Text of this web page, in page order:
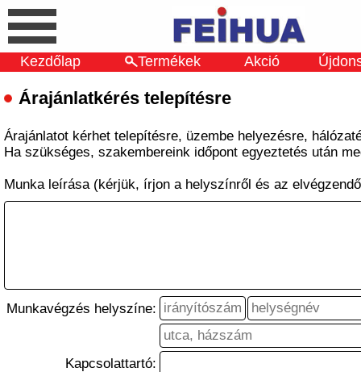
Kezdőlap Termékek Akció
Árajánlatkérés telepítésre
Árajánlatot kérhet telepítésre, üzembe helyezésre,
Ha szükséges, szakembereink időpont egyeztetés után
Munka leírása (kérjük, írjon a helyszínről és az
Munkavégzés helyszíne:
Kapcsolattartó: